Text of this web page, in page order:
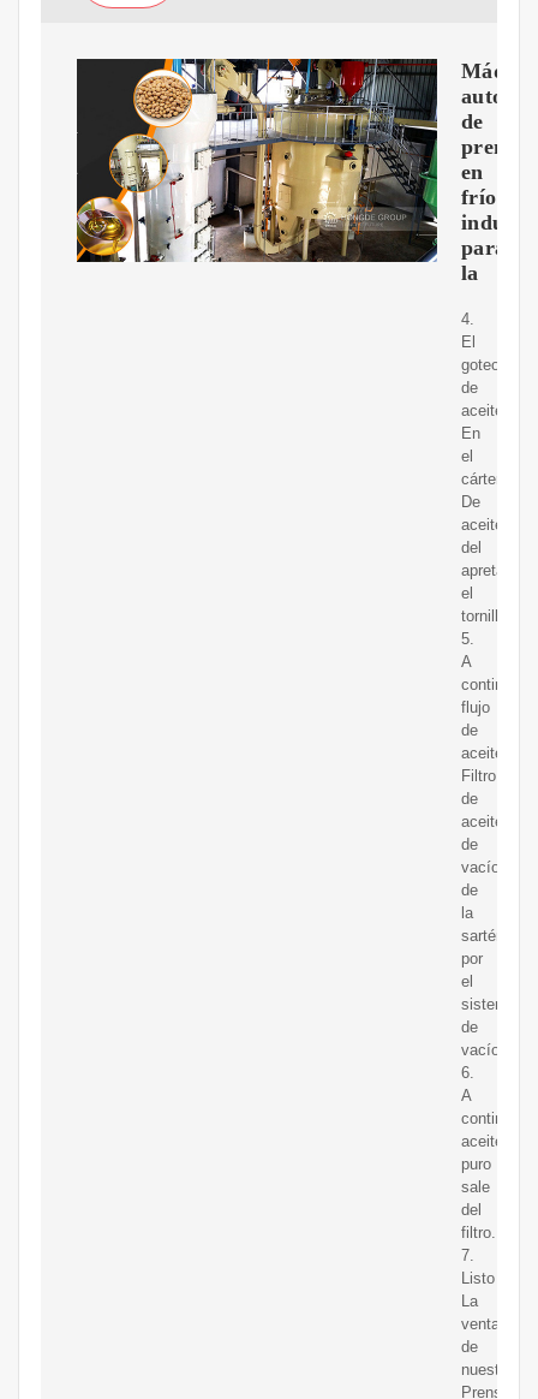
de
en
frío
para
la
4.
El
goteo
de
aceite
En
el
cárter
De
aceite
del
apretando
el
tornillo
5.
A
flujo
de
aceite
Filtro
de
aceite
de
vacío
de
la
sartén
por
el
sistema
de
vacío
6.
A
aceite
puro
sale
del
filtro.
7.
Listo
La
ventaja
de
nuestra
Prensa